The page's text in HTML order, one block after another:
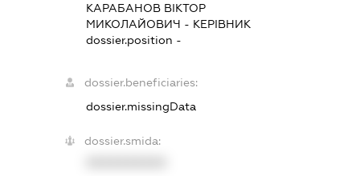
КАРАБАНОВ ВІКТОР
МИКОЛАЙОВИЧ - КЕРІВНИК
dossier.position -
dossier.beneficiaries:
dossier.missingData
dossier.smida: